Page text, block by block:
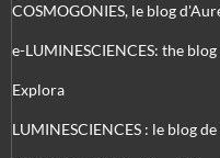
COSMOGONIES, le blog
e-LUMINESCIENCES: the
Explora
LUMINESCIENCES : le blog